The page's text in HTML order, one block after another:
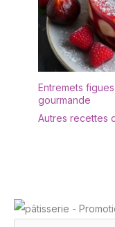
Entremets
gourmande
Autres recettes